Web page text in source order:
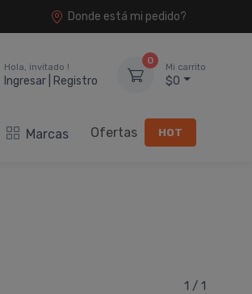
Donde está mi pedido?
Hola, invitado !
Ingresar | Registro
0
Mi carrito
$0
Marcas Ofertas HOT
1 / 1